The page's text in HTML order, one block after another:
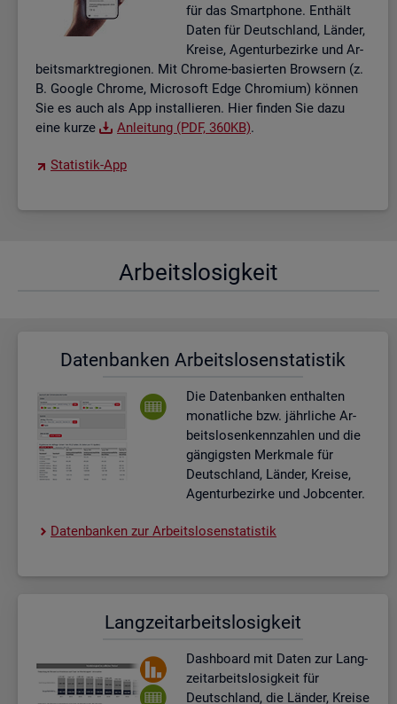
für das Smart­pho­ne. Ent­hält
Daten für Deutsch­land, Län­der,
Krei­se, Agen­tur­be­zir­ke und Ar­
beits­markt­re­gio­nen. Mit Chro­me-ba­sier­ten Brow­sern (z.
B. Goog­le Chro­me, Mi­cro­soft Edge Chro­mi­um) kön­nen
Sie es auch als App in­stal­lie­ren. Hier fin­den Sie dazu
eine kurze
An­lei­tung (PDF, 360KB).
Sta­tis­tik-App
Ar­beits­lo­sig­keit
Da­ten­ban­ken Ar­beits­lo­sen­sta­tis­tik
Die Da­ten­ban­ken ent­hal­ten
mo­nat­li­che bzw. jähr­li­che Ar­
beits­lo­sen­kenn­zah­len und die
gän­gigs­ten Merk­ma­le für
Deutsch­land, Län­der, Krei­se,
Agen­tur­be­zir­ke und Job­cen­ter.
Da­ten­ban­ken zur Ar­beits­lo­sen­sta­tis­tik
Lang­zeit­ar­beits­lo­sig­keit
Dash­board mit Daten zur Lang­
zeit­ar­beits­lo­sig­keit für
Deutsch­land, die Län­der, Krei­se